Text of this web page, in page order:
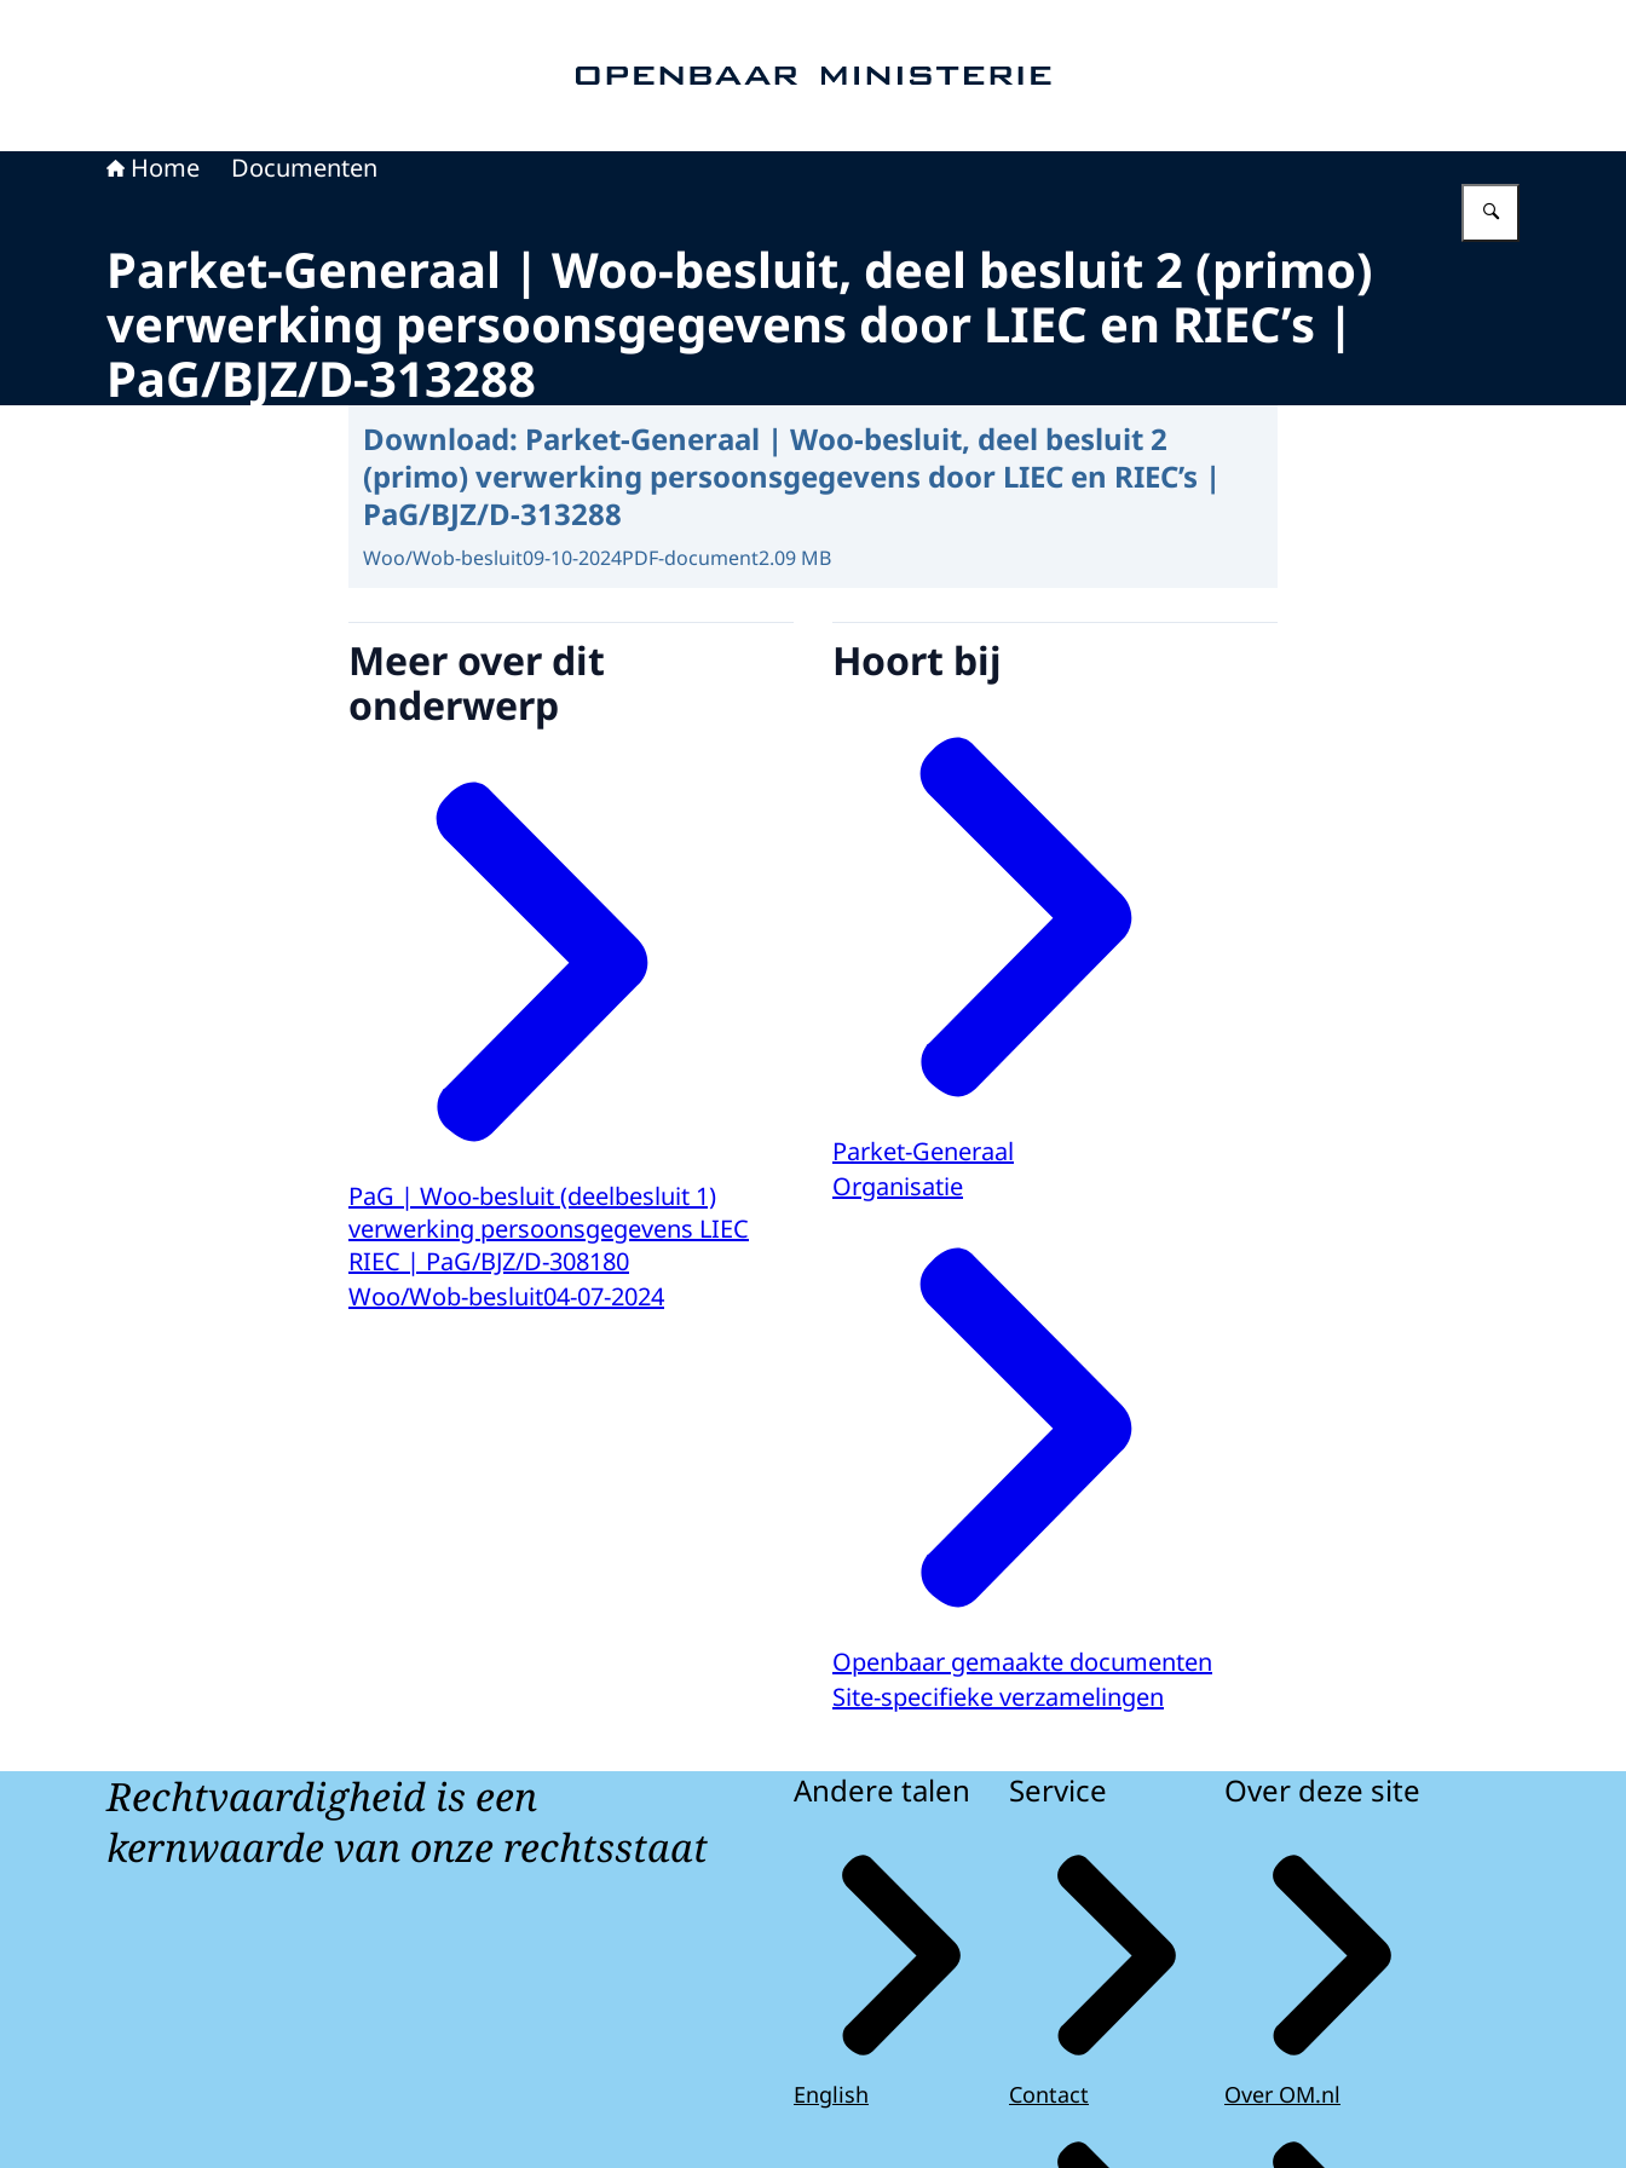
Home Documenten
Parket-Generaal | Woo-besluit, deel besluit 2 (primo)
verwerking persoonsgegevens door LIEC en RIEC’s |
PaG/BJZ/D-313288
Download: Parket-Generaal | Woo-besluit, deel besluit 2
(primo) verwerking persoonsgegevens door LIEC en RIEC’s |
PaG/BJZ/D-313288
Woo/Wob-besluit09-10-2024PDF-document2.09 MB
Meer over dit
onderwerp
PaG | Woo-besluit (deelbesluit 1)
verwerking persoonsgegevens LIEC
RIEC | PaG/BJZ/D-308180
Woo/Wob-besluit04-07-2024
Hoort bij
Parket-Generaal
Organisatie
Openbaar gemaakte documenten
Site-specifieke verzamelingen
Rechtvaardigheid is een
kernwaarde van onze rechtsstaat
Andere talen
English
Service
Contact
Over deze site
Over OM.nl